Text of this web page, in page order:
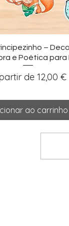
rápida
–
e Poética para
de 12,00 €
promocional
ao carrinho